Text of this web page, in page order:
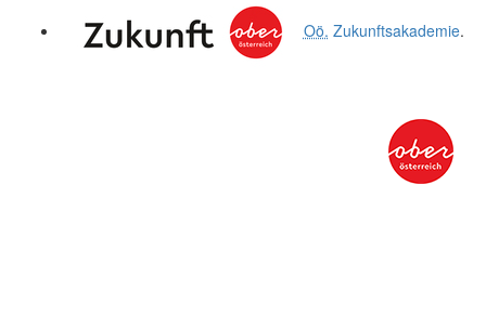
Oö. Zukunftsakademie.